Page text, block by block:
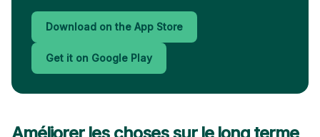
Download on the App Store
Get it on Google Play